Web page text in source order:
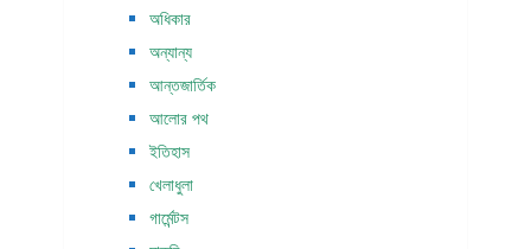
অধিকার
অন্যান্য
আন্তজার্তিক
আলোর পথ
ইতিহাস
খেলাধুলা
গার্মেন্টস